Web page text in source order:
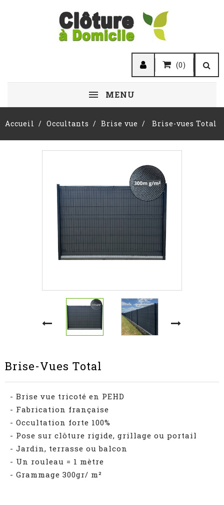
(0)
MENU
Accueil Occultants Brise vue Brise-vues Total
Brise-Vues Total
- Brise vue tricoté en PEHD
- Fabrication française
- Occultation forte 100%
- Pose sur clôture rigide, grillage ou portail
- Jardin, terrasse ou balcon
- Un rouleau = 1 mètre
- Grammage 300gr/ m²